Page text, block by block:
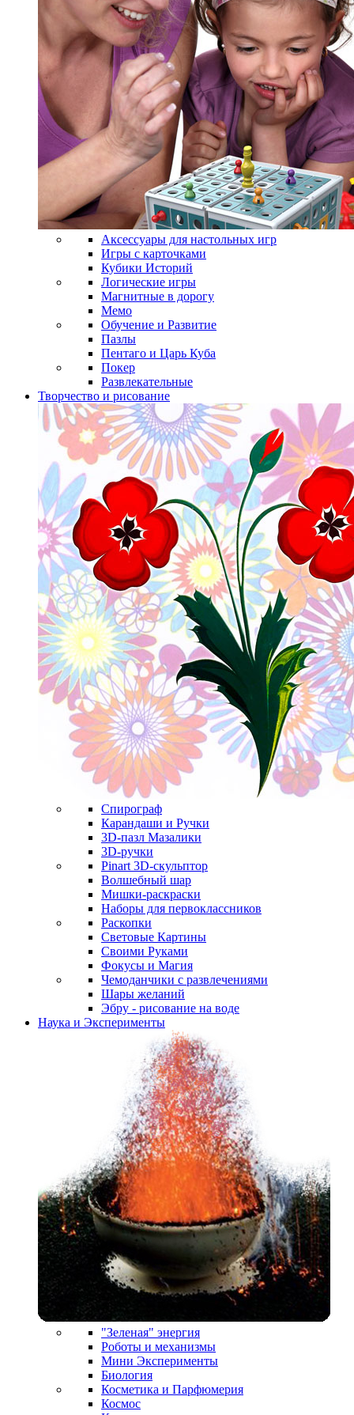
Аксессуары для настольных игр
Игры с карточками
Кубики Историй
Логические игры
Магнитные в дорогу
Мемо
Обучение и Развитие
Пазлы
Пентаго и Царь Куба
Покер
Развлекательные
Творчество и рисование
Спирограф
Карандаши и Ручки
3D-пазл Мазалики
3D-ручки
Pinart 3D-скульптор
Волшебный шар
Мишки-раскраски
Наборы для первоклассников
Раскопки
Световые Картины
Своими Руками
Фокусы и Магия
Чемоданчики с развлечениями
Шары желаний
Эбру - рисование на воде
Наука и Эксперименты
"Зеленая" энергия
Роботы и механизмы
Мини Эксперименты
Биология
Косметика и Парфюмерия
Космос